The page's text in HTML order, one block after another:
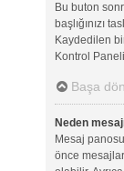
Bu buton
başlığınızı
Kaydedilen
Kontrol
Başa dön
Neden
Mesaj
önce